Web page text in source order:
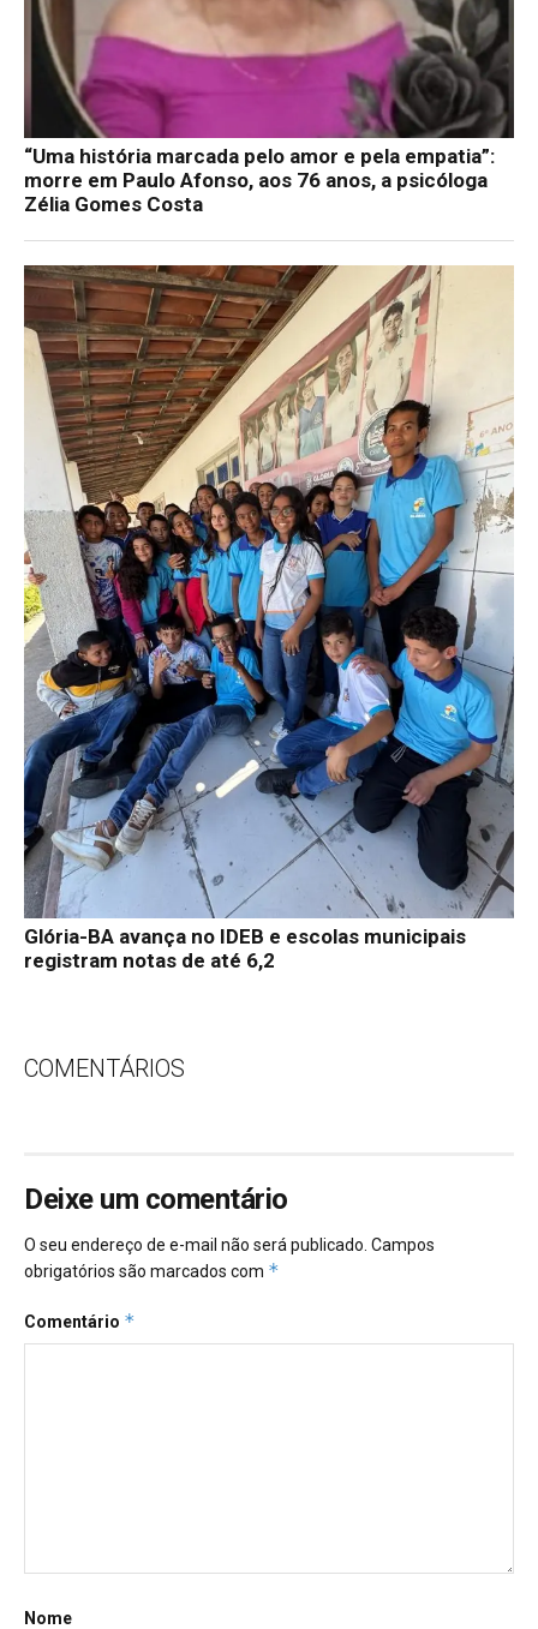
“Uma história marcada pelo amor e pela empatia”:
morre em Paulo Afonso, aos 76 anos, a psicóloga
Zélia Gomes Costa
Glória-BA avança no IDEB e escolas municipais
registram notas de até 6,2
COMENTÁRIOS
Deixe um comentário
O seu endereço de e-mail não será publicado. Campos
obrigatórios são marcados com *
Comentário *
Nome